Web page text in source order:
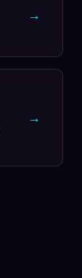
→
→